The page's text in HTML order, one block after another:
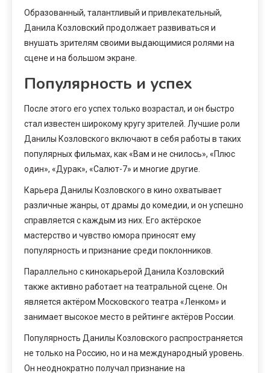
Образованный, талантливый и привлекательный,
Данила Козловский продолжает развиваться и
внушать зрителям своими выдающимися ролями на
сцене и на большом экране.
Популярность и успех
После этого его успех только возрастал, и он быстро
стал известен широкому кругу зрителей. Лучшие роли
Данилы Козловского включают в себя работы в таких
популярных фильмах, как «Вам и не снилось», «Плюс
один», «Дурак», «Салют-7» и многие другие.
Карьера Данилы Козловского в кино охватывает
различные жанры, от драмы до комедии, и он успешно
справляется с каждым из них. Его актёрское
мастерство и чувство юмора приносят ему
популярность и признание среди поклонников.
Параллельно с кинокарьерой Данила Козловский
также активно работает на театральной сцене. Он
является актёром Московского театра «Ленком» и
занимает высокое место в рейтинге актёров России.
Популярность Данилы Козловского распространяется
не только на Россию, но и на международный уровень.
Он неоднократно получал признание на